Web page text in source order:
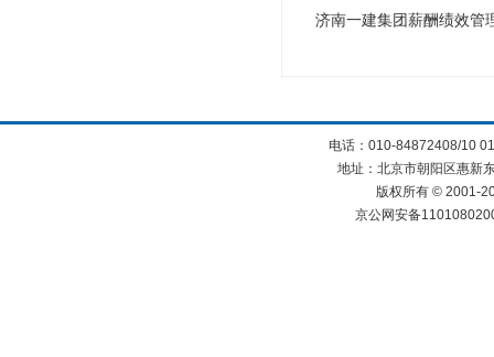
济南一建集团薪酬绩效管
电话：010-84872408/10
地址：北京市朝阳区惠新
版权所有 © 2001-
京公网安备